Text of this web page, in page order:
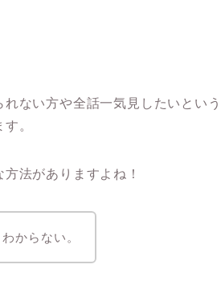
ない方や全話一気見したいとい
。
法がありますよね！
からない。